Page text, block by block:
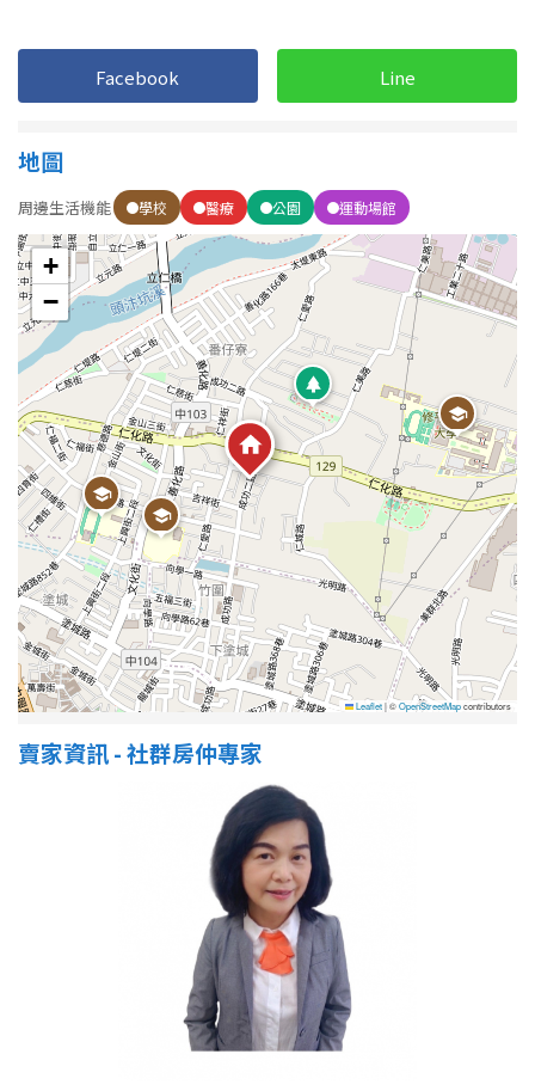
Facebook Line
地圖
周邊生活機能 學校 醫療 公園 運動場館
+
−
Leaflet|©OpenStreetMapcontributors
賣家資訊 - 社群房仲專家